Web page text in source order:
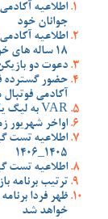
اطلاعیه
جوانان خود
اطلاعیه
18 ساله های خود
دعوت دو
حضور گسترده
آکادمی
VAR به لیگ یک می آید؟!
اواخر
اطلاعیه تست
1405_1406
اطلاعیه تست
ترتیب
ظهر فردا
خواهد شد